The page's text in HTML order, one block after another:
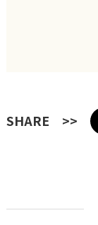
SHARE